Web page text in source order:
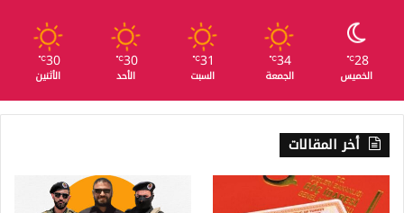
28
℃
الخميس
34
℃
الجمعة
31
℃
السبت
30
℃
الأحد
30
℃
الأثنين
أخر المقالات